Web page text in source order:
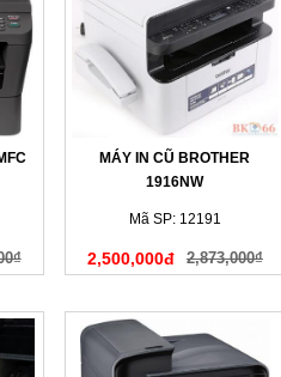
MÁY IN CŨ BROTHER
1916NW
Mã SP: 12191
2,500,000đ 2,873,000₫